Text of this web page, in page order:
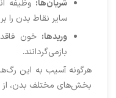
شریان‌ها: وظیفه
سایر نقاط بدن را
وریدها: خون
بازمی‌گردانند.
هرگونه آسیب به این
بخش‌های مختلف بدن، از